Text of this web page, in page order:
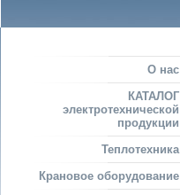
О нас
КАТАЛОГ
электротехнической
продукции
Теплотехника
Крановое оборудование